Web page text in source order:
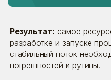
Результат: самое
разработке и запуске
стабильный поток
погрешностей и рутины.